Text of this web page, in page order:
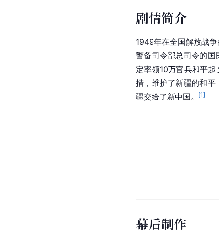
剧情简介
1949年在全国解放战
警备司令部总司令的国
定率领10万官兵和平
措，维护了新疆的和平
疆交给了新中国。
[1]
幕后制作